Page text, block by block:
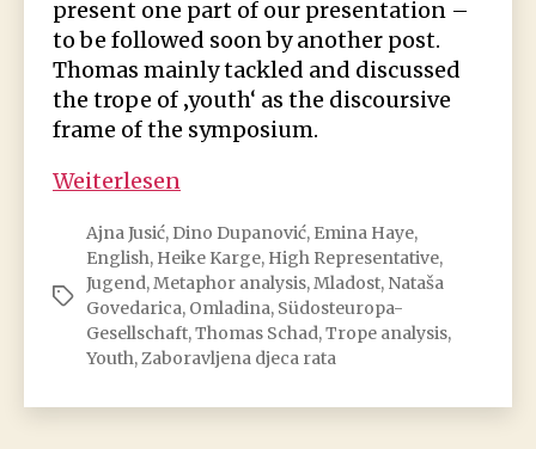
present one part of our presentation –
to be followed soon by another post.
Thomas mainly tackled and discussed
the trope of ‚youth‘ as the discoursive
frame of the symposium.
Weiterlesen
truth
and
fiction
Schlagwörter
Ajna Jusić, Dino Dupanović, Emina Haye,
English, Heike Karge, High Representative,
Jugend, Metaphor analysis, Mladost, Nataša
Govedarica, Omladina, Südosteuropa-
Gesellschaft,Thomas Schad,Trope analysis,
Youth, Zaboravljena djeca rata